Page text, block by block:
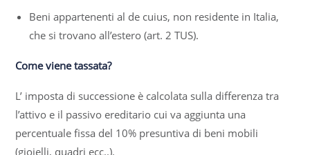
Beni appartenenti al de cuius, non residente in Italia,
che si trovano all’estero (art. 2 TUS).
Come viene tassata?
L’ imposta di successione è calcolata sulla differenza tra
l’attivo e il passivo ereditario cui va aggiunta una
percentuale fissa del 10% presuntiva di beni mobili
(gioielli, quadri ecc..).